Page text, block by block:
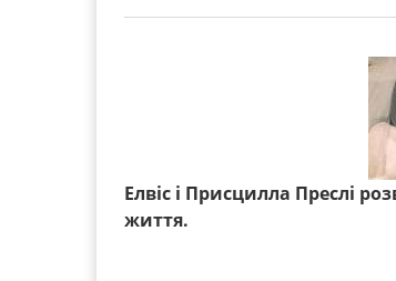
Елвіс і Присцилла Преслі
життя.